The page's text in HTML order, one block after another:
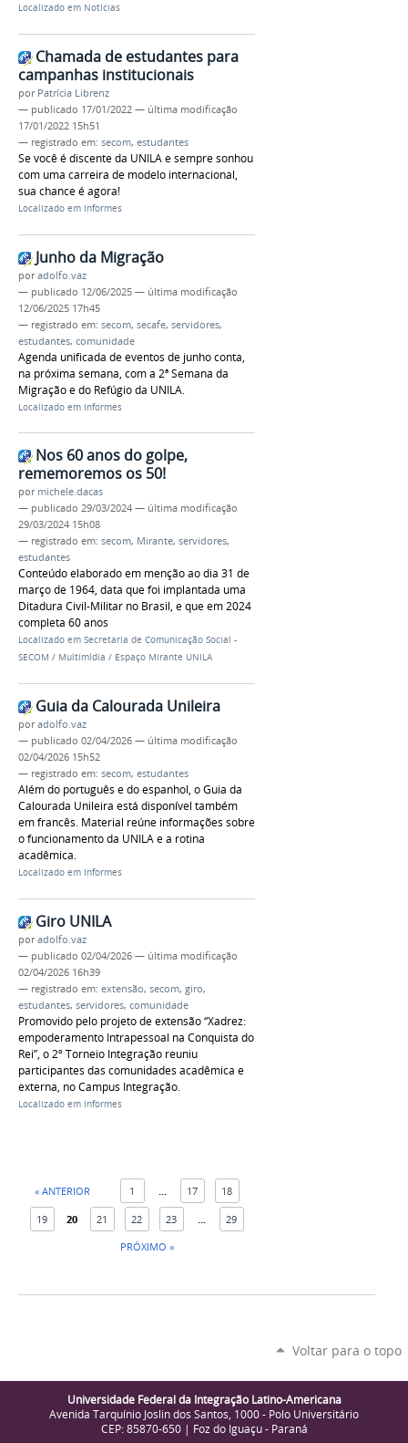
Localizado em Notícias
Chamada de estudantes para
campanhas institucionais
por Patrícia Librenz
— publicado 17/01/2022 — última modificação
17/01/2022 15h51
— registrado em: secom, estudantes
Se você é discente da UNILA e sempre sonhou
com uma carreira de modelo internacional,
sua chance é agora!
Localizado em Informes
Junho da Migração
poradolfo.vaz
— publicado 12/06/2025 — última modificação
12/06/2025 17h45
— registrado em: secom, secafe, servidores,
estudantes, comunidade
Agenda unificada de eventos de junho conta,
na próxima semana, com a 2ª Semana da
Migração e do Refúgio da UNILA.
Localizado em Informes
Nos 60 anos do golpe,
rememoremos os 50!
por michele.dacas
— publicado 29/03/2024 — última modificação
29/03/2024 15h08
— registrado em: secom, Mirante, servidores,
estudantes
Conteúdo elaborado em menção ao dia 31 de
março de 1964, data que foi implantada uma
Ditadura Civil-Militar no Brasil, e que em 2024
completa 60 anos
Localizado em Secretaria de Comunicação Social -
SECOM / Multimídia / Espaço Mirante UNILA
Guia da Calourada Unileira
poradolfo.vaz
— publicado 02/04/2026 — última modificação
02/04/2026 15h52
— registrado em: secom, estudantes
Além do português e do espanhol, o Guia da
Calourada Unileira está disponível também
em francês. Material reúne informações sobre
o funcionamento da UNILA e a rotina
acadêmica.
Localizado em Informes
Giro UNILA
poradolfo.vaz
— publicado 02/04/2026 — última modificação
02/04/2026 16h39
— registrado em: extensão, secom, giro,
estudantes, servidores, comunidade
Promovido pelo projeto de extensão “Xadrez:
empoderamento Intrapessoal na Conquista do
Rei”, o 2º Torneio Integração reuniu
participantes das comunidades acadêmica e
externa, no Campus Integração.
Localizado em Informes
« ANTERIOR 1 17 18
19 20 21 22 23
29
PRÓXIMO »
Voltar para o topo
Universidade Federal da Integração Latino-Americana
Avenida Tarquínio Joslin dos Santos, 1000 - Polo Universitário
CEP: 85870-650 | Foz do Iguaçu - Paraná